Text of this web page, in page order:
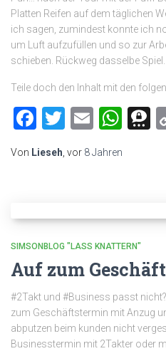
Platten Reifen auf dem täglichen
ich sagen, zumindest konnte ich
um Luft aufzufüllen und so zur
schieben. Rückweg dasselbe
Teile doch den Inhalt mit den
Facebook
Twitter
Email
Von Lieseh , vor 8 Jahren
SIMSONBLOG "LASS KNATTERN"
Auf zum
#2Takt und #Business passt
zum Geschäftstermin mit Anzug
abputzen beim kunden nicht
Businesstermin mit 2Takter oder